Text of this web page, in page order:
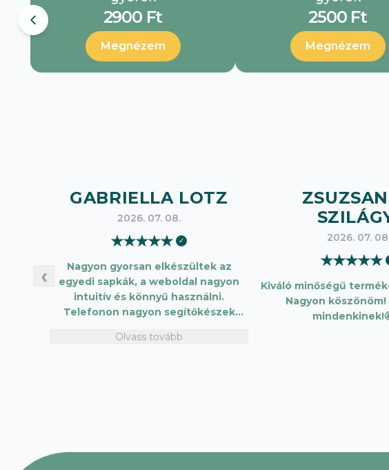
2900 Ft
Megnézem
2500 Ft
Megnézem
‹
GABRIELLA LOTZ
2026. 07. 08.
★★★★★ ✓
Nagyon gyorsan elkészültek az
egyedi sapkák, a weboldal nagyon
intuitív és könnyű használni.
Telefonon nagyon segítőkészek
vásárolni. Plusz pont, hogy lehetett
Olvass tovább
2026. 07.
★★★★★
Kiváló minőségű
Nagyon